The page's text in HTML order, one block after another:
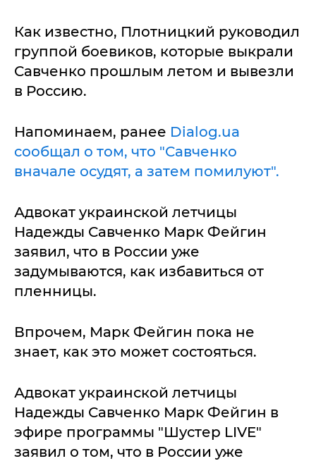
Как известно, Плотницкий руководил
группой боевиков, которые выкрали
Савченко прошлым летом и вывезли
в Россию.
Напоминаем, ранее Dialog.ua
сообщал о том, что "Савченко
вначале осудят, а затем помилуют".
Адвокат украинской летчицы
Надежды Савченко Марк Фейгин
заявил, что в России уже
задумываются, как избавиться от
пленницы.
Впрочем, Марк Фейгин пока не
знает, как это может состояться.
Адвокат украинской летчицы
Надежды Савченко Марк Фейгин в
эфире программы "Шустер LIVE"
заявил о том, что в России уже